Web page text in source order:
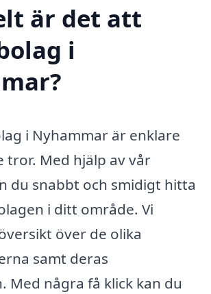
är det att
i
i Nyhammar är enklare
tror. Med hjälp av vår
du snabbt och smidigt hitta
i ditt område. Vi
över de olika
samt deras
Med några få klick kan du